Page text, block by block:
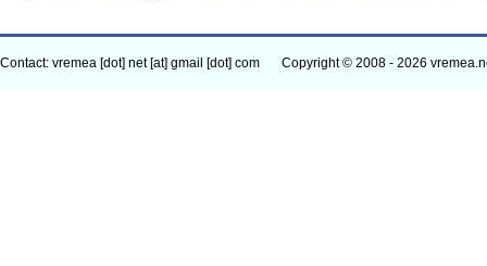
Contact: vremea [dot] net [at] gmail [dot] com Copyright © 2008 - 2026